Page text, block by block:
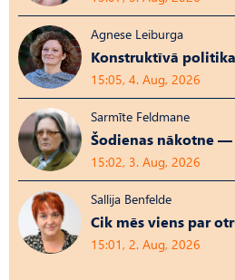
Agnese Leiburga
Konstruktīvā politika
15:05, 4. Aug, 2026
Sarmīte Feldmane
Šodienas nākotne
15:02, 3. Aug, 2026
Sallija Benfelde
Cik mēs viens par
15:01, 2. Aug, 2026